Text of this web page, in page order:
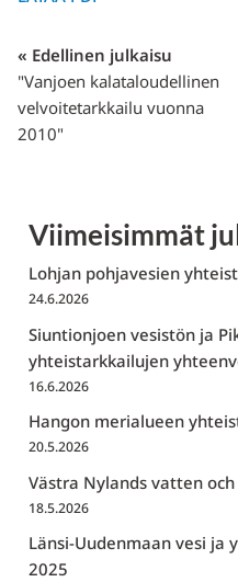
« Edellinen julkaisu
"Vanjoen kalataloudellinen
velvoitetarkkailu vuonna
2010"
Viimeisimmät
Lohjan pohjavesien
24.6.2026
Siuntionjoen vesistön ja
yhteistarkkailujen
16.6.2026
Hangon merialueen
20.5.2026
Västra Nylands vatten
18.5.2026
Länsi-Uudenmaan vesi ja
2025